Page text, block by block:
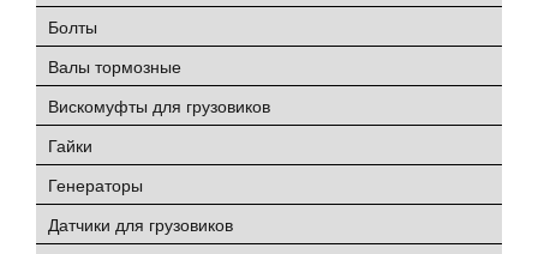
Болты
Валы тормозные
Вискомуфты для грузовиков
Гайки
Генераторы
Датчики для грузовиков